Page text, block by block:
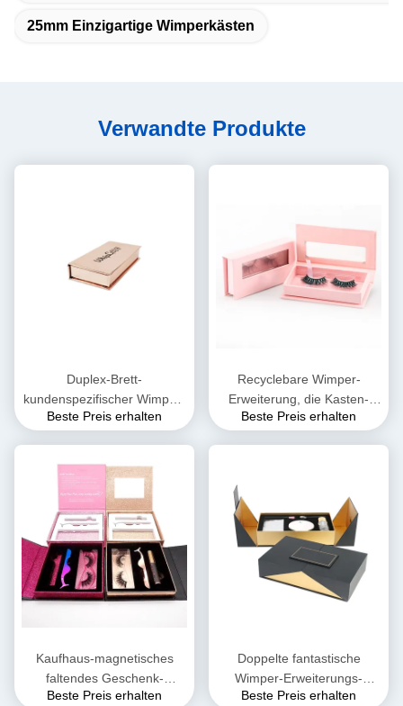
25mm Einzigartige Wimperkästen
Verwandte Produkte
Duplex-Brett-
kundenspezifischer Wimper-
magnetischer Kasten
Beste Preis erhalten
Recyclebare Wimper-
Erweiterung, die Kasten-
magnetisches steifes Kasten
Beste Preis erhalten
Kaufhaus-magnetisches
faltendes Geschenk-
Wimper-magnetisches
Beste Preis erhalten
Doppelte fantastische
Wimper-Erweiterungs-
Verpackenfaltende
Beste Preis erhalten